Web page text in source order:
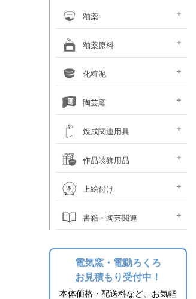
下絵用転写紙
チューブ式下絵の具
液体下絵の具
粉末下絵の具
呉須
下絵具ワンストローク
盛り絵具
下絵用ペン・鉛筆
楽焼下絵具
素焼き素材
釉薬
液体釉薬
粉末釉薬
基礎釉薬
シリーズ（上級者向）
カフェカラー
カレット（ガラス片）
楽焼釉薬 無鉛
釉薬原料
釉薬着色剤 (金属類)
着色土石類
釉薬添加剤
（長石・珪石）
木灰･ワラ灰
釉薬媒溶剤
化粧泥
化粧泥 粉末
化粧泥 液体
陶芸窯
電気陶芸窯
石油陶芸窯
ガス陶芸窯
焼成関連用具
カーボン製棚板
ムライト製棚板
支柱・サイコロ
アルミナ棒
ゼーゲルコーン
陶芸用温度計・熱電対
窯・棚板補修用品
その他焼成小道具
作品装飾用品
桐箱
ウコン布・立札
絵皿立て
照明器具関係
時計ムーブメント
焼酎カラン
掛け花金具
土瓶ツル
作品補修用品
上絵付け
上絵素材
上絵付け絵の具
上絵用転写紙
金液・金油・ラスター液
上絵付け小道具
上絵付け電気炉
上絵付け溶媒
書籍・陶芸関連
陶芸書籍
電気窯・電動ろくろ
お見積もり受付中！
本体価格・配送料など、お気軽